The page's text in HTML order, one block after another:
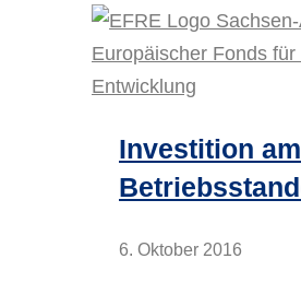
Investition am
6. Oktober 2016